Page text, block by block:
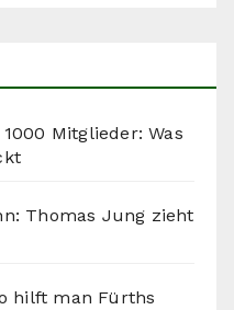
Mitglieder: Was
Thomas Jung zieht
hilft man Fürths